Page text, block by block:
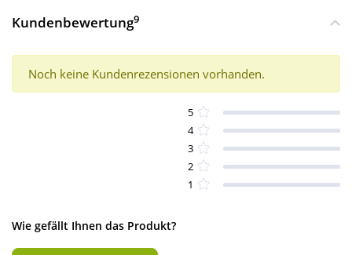
Kundenbewertung9
Noch keine Kundenrezensionen vorhanden.
5
4
3
2
1
Wie gefällt Ihnen das Produkt?